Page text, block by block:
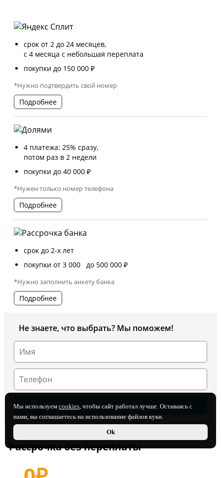
срок от 2 до 24 месяцев,
с 4 месяца с небольшая переплата
покупки до 150 000 ₽
*Нужно подтвердить свой номер
Подробнее
4 платежа: 25% сразу,
потом раз в 2 недели
покупки до 40 000 ₽
*Нужен только номер телефона
Подробнее
срок до 2-х лет
покупки от 3 000 до 500 000 ₽
*Нужно заполнить анкету банка
Подробнее
Не знаете, что выбрать? Мы поможем!
Рассрочка без переплаты
Мы используем cookies, чтобы сайт работал лучше. Оставаясь с
нами, вы соглашаетесь на использование файлов куки.
Ok